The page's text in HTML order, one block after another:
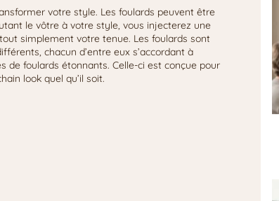
votre style. Les foulards peuvent être
le vôtre à votre style, vous injecterez une
simplement votre tenue. Les foulards sont
chacun d’entre eux s’accordant à
de foulards étonnants. Celle-ci est conçue pour
look quel qu’il soit.